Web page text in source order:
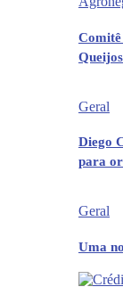
Geral
Diego
para
Geral
Uma